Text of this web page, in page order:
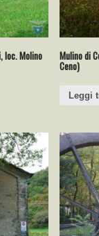
loc. Molino Mulino di
Ceno)
Leggi